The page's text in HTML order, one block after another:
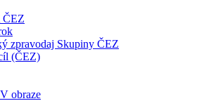
zpravodaj Skupiny ČEZ
(ČEZ)
obraze